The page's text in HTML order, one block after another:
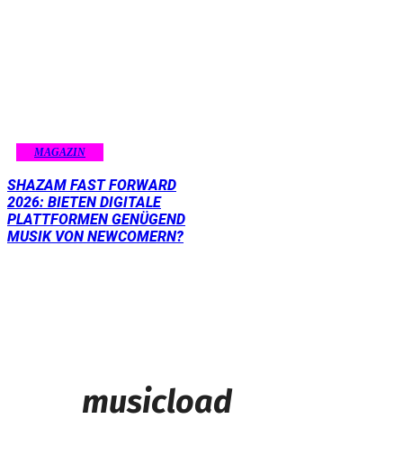
MAGAZIN
SHAZAM FAST FORWARD
2026: BIETEN DIGITALE
PLATTFORMEN GENÜGEND
MUSIK VON NEWCOMERN?
musicload